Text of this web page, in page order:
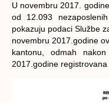
U novembru 2017.
od 12.093
pokazuju podaci Službe
novembru 2017.godine
kantonu, odmah
2017.godine